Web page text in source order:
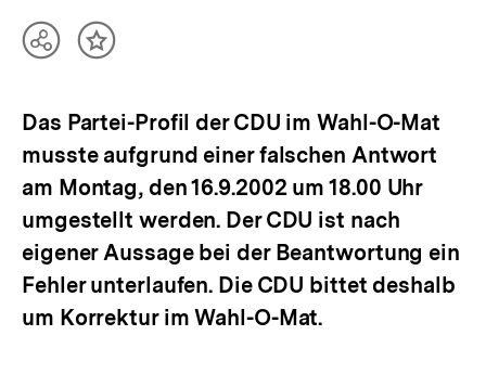
TeilenInhalt
Das Partei-Profil der CDU im Wahl-O-Mat
musste aufgrund einer falschen Antwort
am Montag, den 16.9.2002 um 18.00 Uhr
umgestellt werden. Der CDU ist nach
eigener Aussage bei der Beantwortung ein
Fehler unterlaufen. Die CDU bittet deshalb
um Korrektur im Wahl-O-Mat.